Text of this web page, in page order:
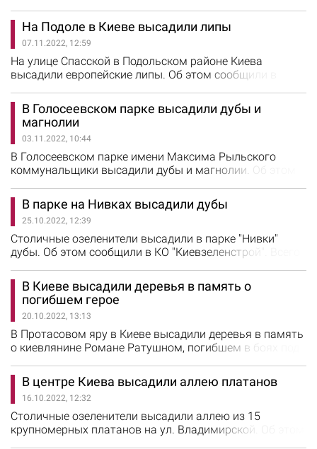
проекта "Сады" – по созданию "малых украинских
садов" в городах, пострадавших от российской
агрессии. Сирень будут высаживать 17 ноября на ул.
Яблонской, 15 возле Дома культуры. По задумке, на
участке…
На Подоле в Киеве высадили липы
07.11.2022, 12:59
На улице Спасской в Подольском районе Киева
высадили европейские липы. Об этом сообщили в
высадили 3 ноября после ремонта дорожного
покрытия на улице Спасской. "Мы постоянно
обновляем улицы нашего района, заботимся о
благоустройстве центральной его части и отдаленных
жилых массивов, несмотря ни на какие трудности",…
В Голосеевском парке высадили дубы и
магнолии
03.11.2022, 10:44
В Голосеевском парке имени Максима Рыльского
коммунальщики высадили дубы и магнолии. Об этом
отметили, что сейчас самое благоприятное время для
того, чтобы озеленять парки и скверы города. "Погода
этой осенью особенно способствует этому. Уже как
традиция: заканчивается воздушная тревога – идем…
В парке на Нивках высадили дубы
25.10.2022, 12:39
Столичные озеленители высадили в парке "Нивки"
дубы. Об этом сообщили в КО "Киевзеленстрой". Всего
воспитанники детского сада, которые в то время
вышли на прогулку. Теперь дети смогут наблюдать,
как растут высаженные ими же деревья", - рассказали
в КО "Киевзеленстрой".
В Киеве высадили деревья в память о
погибшем герое
20.10.2022, 13:13
В Протасовом яру в Киеве высадили деревья в память
о киевлянине Романе Ратушном, погибшем в боях под
организации отметили, что Роман Ратушный стал
героем для многих еще до полномасштабной войны с
РФ. "Роман основал общественную организацию
"Защитим Протасов Яр", боролся за экологическое…
В центре Киева высадили аллею платанов
16.10.2022, 12:32
Столичные озеленители высадили аллею из 15
крупномерных платанов на ул. Владимирской. Об этом